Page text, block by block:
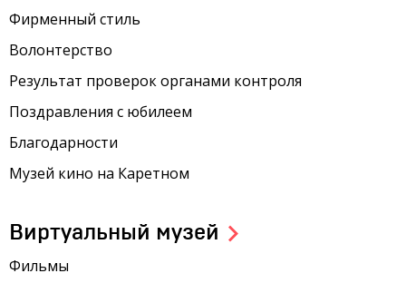
Фирменный стиль
Волонтерство
Результат проверок органами контроля
Поздравления с юбилеем
Благодарности
Музей кино на Каретном
Виртуальный музей
Фильмы